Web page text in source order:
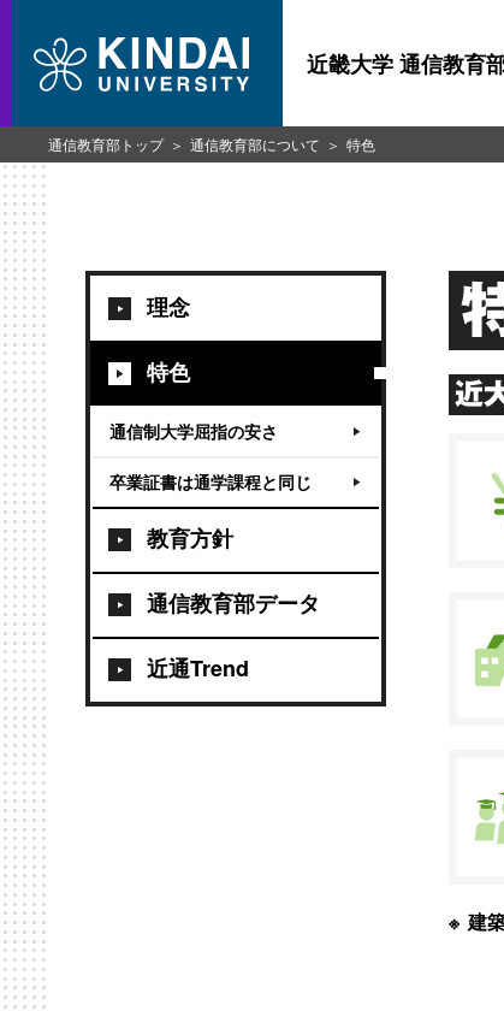
近畿大学 通信教育
理念
特色
通信制大学屈指の安さ
卒業証書は通学課程と同じ
教育方針
通信教育部データ
近通Trend
近
建
通信教育部トップ 通信教育部について 特色